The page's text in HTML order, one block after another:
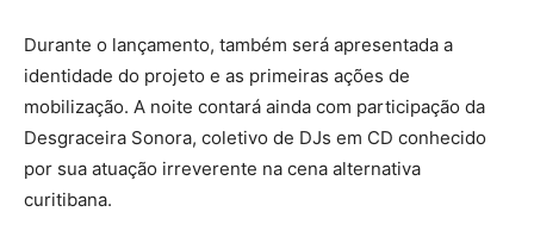
Durante o lançamento, também será apresentada a
identidade do projeto e as primeiras ações de
mobilização. A noite contará ainda com participação da
Desgraceira Sonora, coletivo de DJs em CD conhecido
por sua atuação irreverente na cena alternativa
curitibana.